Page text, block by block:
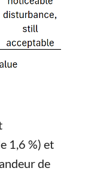
1,6 %) et
de